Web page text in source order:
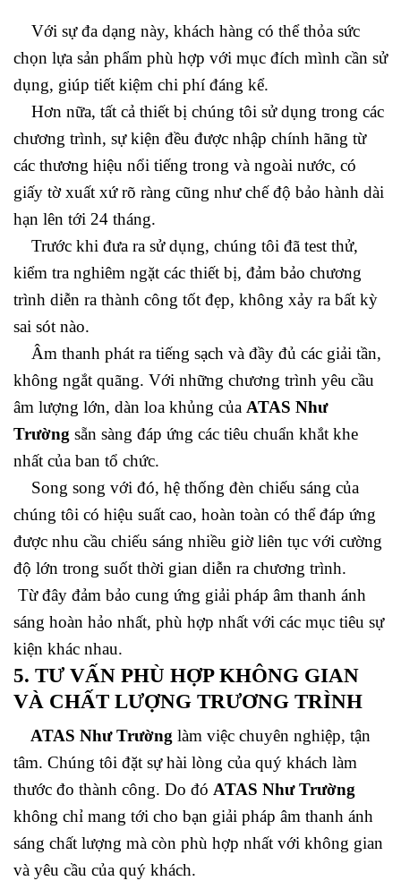
Với sự đa dạng này, khách hàng có thể thỏa sức
chọn lựa sản phẩm phù hợp với mục đích mình cần sử
dụng, giúp tiết kiệm chi phí đáng kể.
Hơn nữa, tất cả thiết bị chúng tôi sử dụng trong các
chương trình, sự kiện đều được nhập chính hãng từ
các thương hiệu nổi tiếng trong và ngoài nước, có
giấy tờ xuất xứ rõ ràng cũng như chế độ bảo hành dài
hạn lên tới 24 tháng.
Trước khi đưa ra sử dụng, chúng tôi đã test thử,
kiểm tra nghiêm ngặt các thiết bị, đảm bảo chương
trình diễn ra thành công tốt đẹp, không xảy ra bất kỳ
sai sót nào.
Âm thanh phát ra tiếng sạch và đầy đủ các giải tần,
không ngắt quãng. Với những chương trình yêu cầu
âm lượng lớn, dàn loa khủng của ATAS Như
Trường sẵn sàng đáp ứng các tiêu chuẩn khắt khe
nhất của ban tổ chức.
Song song với đó, hệ thống đèn chiếu sáng của
chúng tôi có hiệu suất cao, hoàn toàn có thể đáp ứng
được nhu cầu chiếu sáng nhiều giờ liên tục với cường
độ lớn trong suốt thời gian diễn ra chương trình.
Từ đây đảm bảo cung ứng giải pháp âm thanh ánh
sáng hoàn hảo nhất, phù hợp nhất với các mục tiêu sự
kiện khác nhau.
5. TƯ VẤN PHÙ HỢP KHÔNG GIAN
VÀ CHẤT LƯỢNG TRƯƠNG TRÌNH
ATAS Như Trường làm việc chuyên nghiệp, tận
tâm. Chúng tôi đặt sự hài lòng của quý khách làm
thước đo thành công. Do đó ATAS Như Trường
không chỉ mang tới cho bạn giải pháp âm thanh ánh
sáng chất lượng mà còn phù hợp nhất với không gian
và yêu cầu của quý khách.